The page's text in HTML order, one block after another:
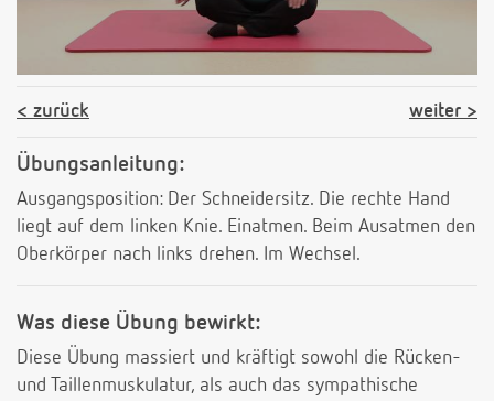
zurück weiter
Übungsanleitung:
Ausgangsposition: Der Schneidersitz. Die rechte Hand
liegt auf dem linken Knie. Einatmen. Beim Ausatmen den
Oberkörper nach links drehen. Im Wechsel.
Was diese Übung bewirkt:
Diese Übung massiert und kräftigt sowohl die Rücken-
und Taillenmuskulatur, als auch das sympathische